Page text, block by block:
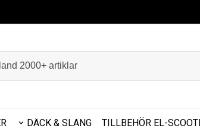
DÄCK & SLANG TILLBEHÖR EL-